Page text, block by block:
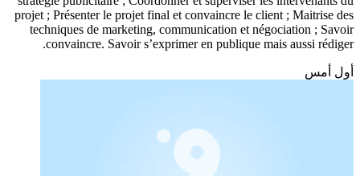
projet ; Présenter le projet final et convaincre le client ; Maitrise des
techniques de marketing, communication et négociation ; Savoir
convaincre. Savoir s’exprimer en publique mais aussi rédiger.
أول أمس